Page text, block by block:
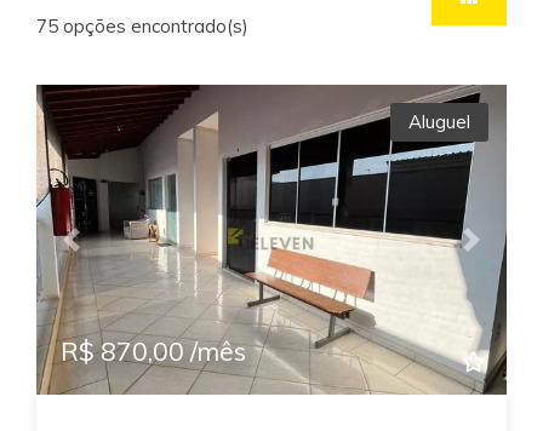
75 opções encontrado(s)
Previous Next
Aluguel
R$ 870,00 /mês